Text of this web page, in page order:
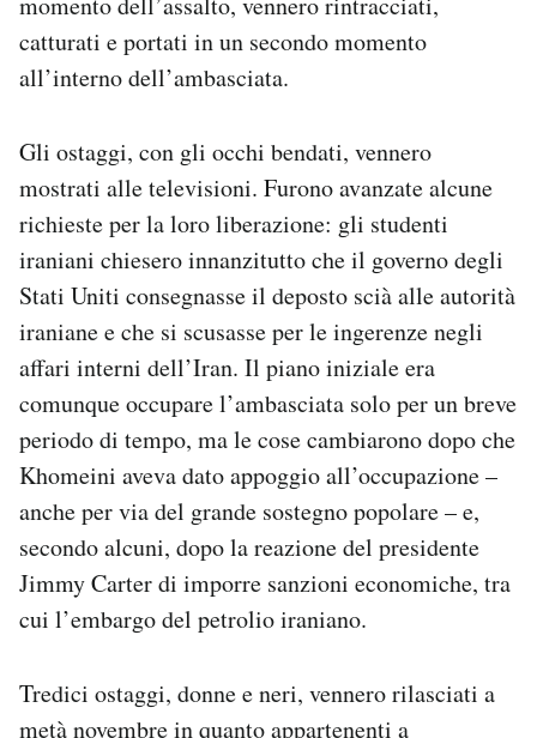
catturati e portati in un secondo momento
all’interno dell’ambasciata.
Gli ostaggi, con gli occhi bendati, vennero
mostrati alle televisioni. Furono avanzate alcune
richieste per la loro liberazione: gli studenti
iraniani chiesero innanzitutto che il governo degli
Stati Uniti consegnasse il deposto scià alle autorità
iraniane e che si scusasse per le ingerenze negli
affari interni dell’Iran. Il piano iniziale era
comunque occupare l’ambasciata solo per un breve
periodo di tempo, ma le cose cambiarono dopo che
Khomeini aveva dato appoggio all’occupazione –
anche per via del grande sostegno popolare – e,
secondo alcuni, dopo la reazione del presidente
Jimmy Carter di imporre sanzioni economiche, tra
cui l’embargo del petrolio iraniano.
Tredici ostaggi, donne e neri, vennero rilasciati a
metà novembre in quanto appartenenti a